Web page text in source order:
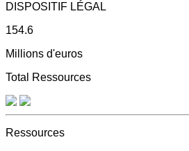
DISPOSITIF LÉGAL
154.6
Millions d'euros
Total Ressources
Ressources